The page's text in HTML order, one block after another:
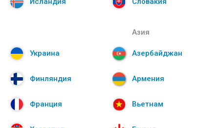
Украина
Финляндия
Франция
Азия
Азербайджан
Армения
Вьетнам